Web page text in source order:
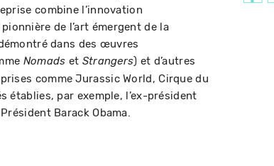
combine l’innovation
de l’art émergent de la
dans des œuvres
Nomads et Strangers) et d’autres
comme Jurassic World, Cirque du
établies, par exemple, l’ex-président
Barack Obama.